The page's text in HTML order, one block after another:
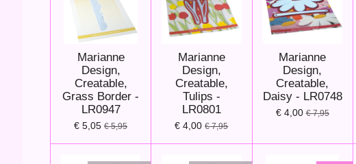
Marianne
Design,
Creatable,
Grass Border -
LR0947
€ 5,05 € 5,95
Marianne
Design,
Creatable,
Tulips -
LR0801
€ 4,00 € 7,95
Marianne
Design,
Creatable,
Daisy - LR0748
€ 4,00 € 7,95